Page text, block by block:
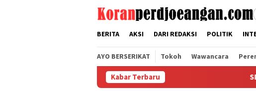
BERITA AKSI DARI REDAKSI POLITIK
AYO BERSERIKAT Tokoh Wawancara
Kabar Terbaru SERIKAT